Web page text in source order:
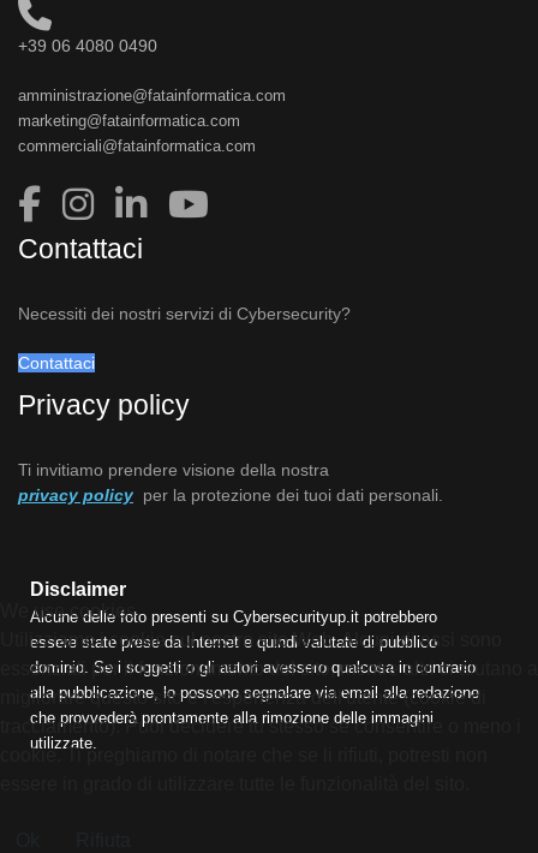
+39 06 4080 0490
amministrazione@fatainformatica.com
marketing@fatainformatica.com
commerciali@fatainformatica.com
Contattaci
Necessiti dei nostri servizi di Cybersecurity?
Contattaci
Privacy policy
Ti invitiamo prendere visione della nostra
privacy policy per la protezione dei tuoi dati personali.
Disclaimer
Alcune delle foto presenti su Cybersecurityup.it potrebbero
essere state prese da Internet e quindi valutate di pubblico
dominio. Se i soggetti o gli autori avessero qualcosa in contrario
alla pubblicazione, lo possono segnalare via email alla redazione
che provvederà prontamente alla rimozione delle immagini
utilizzate.
We use cookies
Utilizziamo i cookie sul nostro sito Web. Alcuni di essi sono
essenziali per il funzionamento del sito, mentre altri ci aiutano a
migliorare questo sito e l'esperienza dell'utente (cookie di
tracciamento). Puoi decidere tu stesso se consentire o meno i
cookie. Ti preghiamo di notare che se li rifiuti, potresti non